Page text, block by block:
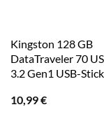
Kingston 128 GB
DataTraveler 70
3.2 Gen1 USB-Stick
10,99€